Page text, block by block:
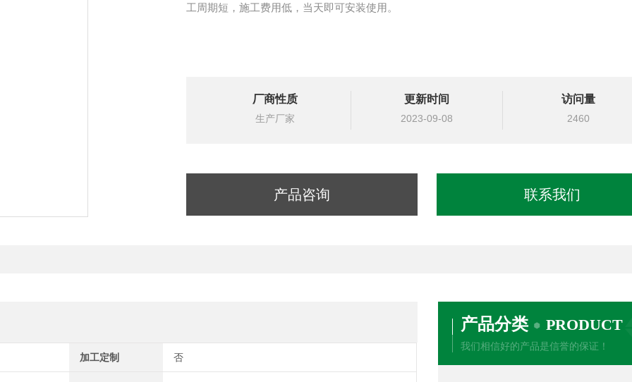
工周期短，施工费用低，当天即可安装使用。
厂商性质
生产厂家
更新时间
2023-09-08
访问量
2460
产品咨询 联系我们
产品分类 PRODUCT
我们相信好的产品是信誉的保证！
加工定制 否